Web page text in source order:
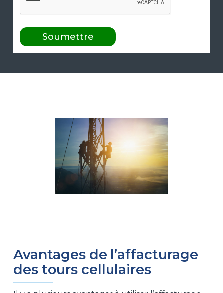
Avantages de l’affacturage
des tours cellulaires